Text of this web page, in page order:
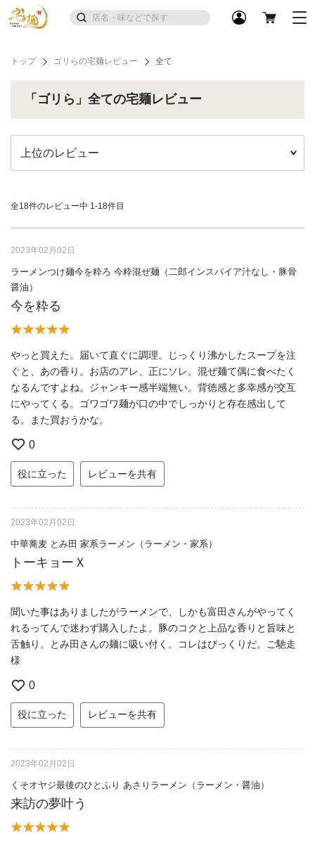
トップ ゴリらの宅麺レビュー 全て
「ゴリら」全ての宅麺レビュー
全18件のレビュー中 1-18件目
2023年02月02日
ラーメンつけ麺今を粋ろ 今粋混ぜ麺（二郎インスパイア汁なし・豚骨
醤油）
今を粋る
やっと買えた。届いて直ぐに調理。じっくり沸かしたスープを注
ぐと、あの香り。お店のアレ、正にソレ。混ぜ麺て偶に食べたく
なるんですよね。ジャンキー感半端無い。背徳感と多幸感が交互
にやってくる。ゴワゴワ麺が口の中でしっかりと存在感出して
る。また買おうかな。
0
役に立った レビューを共有
2023年02月02日
中華蕎麦 とみ田 家系ラーメン（ラーメン・家系）
トーキョーＸ
聞いた事はありましたがラーメンで、しかも富田さんがやってく
れるってんで迷わず購入したよ。豚のコクと上品な香りと旨味と
舌触り。とみ田さんの麺に吸い付く。コレはびっくりだ。ご馳走
様
0
役に立った レビューを共有
2023年02月02日
くそオヤジ最後のひとふり あさりラーメン（ラーメン・醤油）
来訪の夢叶う